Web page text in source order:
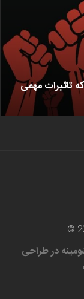
تاثیرات مهمی
©
در طراحی